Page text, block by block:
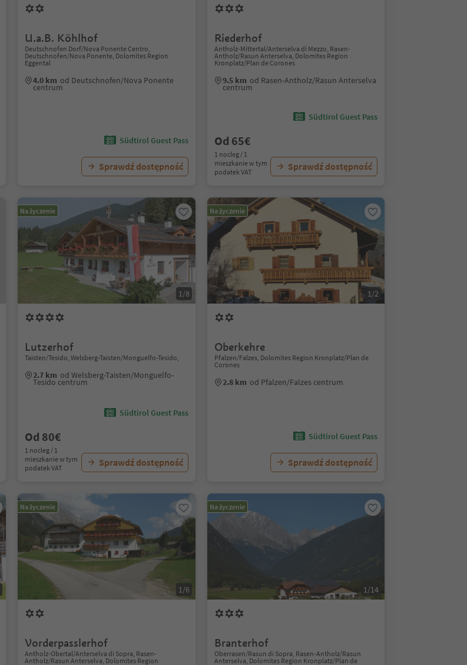
U.a.B. Köhlhof
Deutschnofen Dorf/Nova Ponente Centro,
Deutschnofen/Nova Ponente, Dolomites Region
Eggental
4.0 km od Deutschnofen/Nova Ponente
centrum
Südtirol Guest Pass
Sprawdź dostępność
Riederhof
Antholz-Mittertal/Anterselva di Mezzo, Rasen-
Antholz/Rasun Anterselva, Dolomites Region
Kronplatz/Plan de Corones
9.5 km od Rasen-Antholz/Rasun Anterselva
centrum
Südtirol Guest Pass
Od 65€
1 nocleg / 1
mieszkanie w tym
podatek VAT
Sprawdź dostępność
Na życzenie
1/8
Lutzerhof
Taisten/Tesido, Welsberg-Taisten/Monguelfo-Tesido,
2.7 km od Welsberg-Taisten/Monguelfo-
Tesido centrum
Südtirol Guest Pass
Od 80€
1 nocleg / 1
mieszkanie w tym
podatek VAT
Sprawdź dostępność
Na życzenie
1/2
Oberkehre
Pfalzen/Falzes, Dolomites Region Kronplatz/Plan de
Corones
2.8 km od Pfalzen/Falzes centrum
Südtirol Guest Pass
Sprawdź dostępność
Na życzenie
1/6
Vorderpasslerhof
Antholz-Obertal/Anterselva di Sopra, Rasen-
Antholz/Rasun Anterselva, Dolomites Region
Na życzenie
1/14
Branterhof
Oberrasen/Rasun di Sopra, Rasen-Antholz/Rasun
Anterselva, Dolomites Region Kronplatz/Plan de